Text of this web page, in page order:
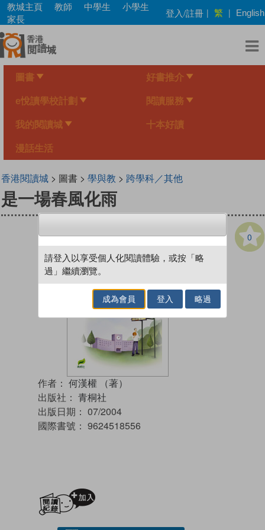
Skip
main
content
教城主頁 教師 中學生
小學生
家長
登入/註冊 | 繁 | English
圖書 好書推介
e悅讀學校計劃 閱讀服務
我的閱讀城 十本好讀
漫話生活
香港閱讀城> 圖書 > 學與教 > 跨學科／其他
是一場春風化雨
0
作者： 何漢權 （著）
出版社： 青桐社
出版日期： 07/2004
國際書號： 9624518556
請登入以享受個人化閱讀體驗，或按「略
過」繼續瀏覽。
成為會員 登入 略過